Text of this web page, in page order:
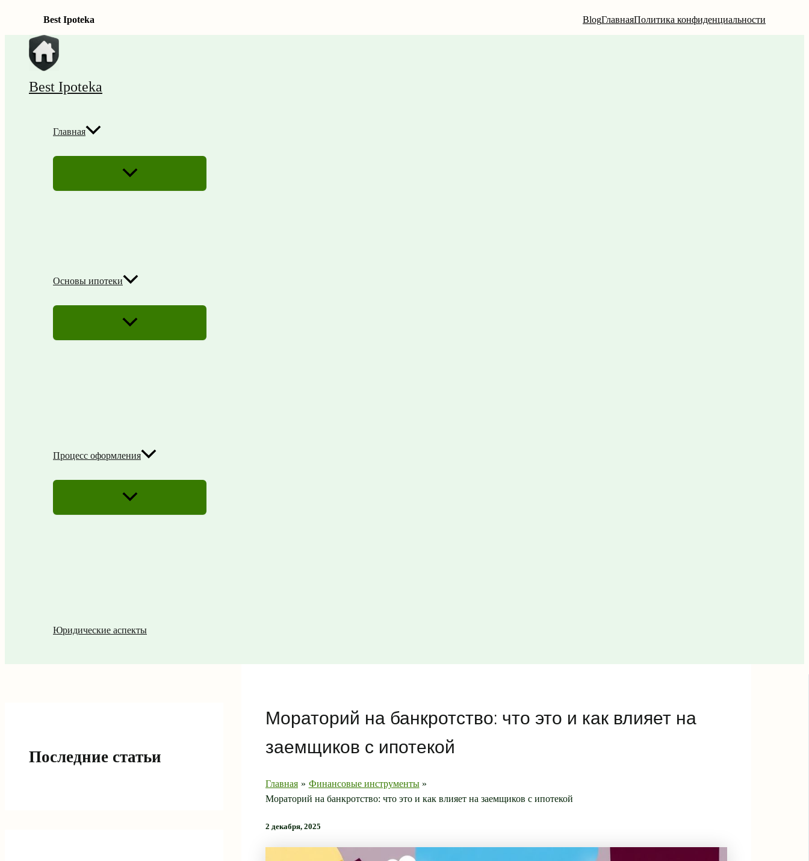
Best Ipoteka BlogГлавнаяПолитика конфиденциальности
Перейти
содержимому
Best Ipoteka
Главная
ПЕРЕКЛЮЧАТЕЛЬ
МЕНЮ
Основы ипотеки
ПЕРЕКЛЮЧАТЕЛЬ
МЕНЮ
Процесс оформления
ПЕРЕКЛЮЧАТЕЛЬ
Юридические аспекты
Последние статьи
Мораторий на банкротство: что это и как влияет на
заемщиков с ипотекой
Главная
Финансовые инструменты
Мораторий на банкротство: что это и как влияет на заемщиков с ипотекой
2 декабря, 2025